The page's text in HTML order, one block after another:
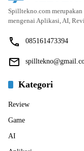
Spilltekno.com
mengenai Aplikasi, AI,
085161473394
Kategori
Review
Game
AI